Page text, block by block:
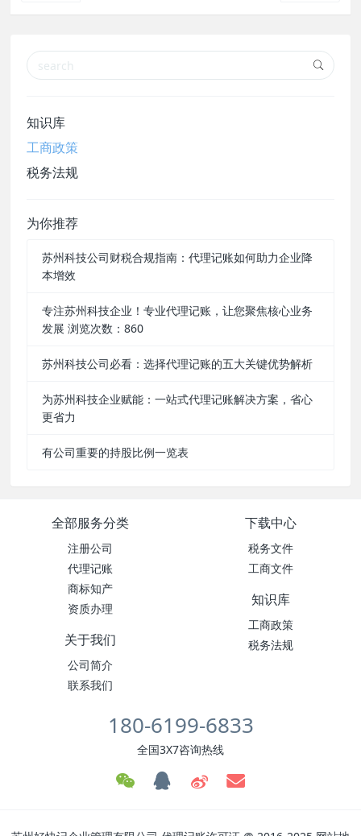
知识库
工商政策
税务法规
为你推荐
苏州科技公司财税合规指南：代理记账如何助力企业降
本增效
专注苏州科技企业！专业代理记账，让您聚焦核心业务
发展 浏览次数：860
苏州科技公司必看：选择代理记账的五大关键优势解析
为苏州科技企业赋能：一站式代理记账解决方案，省心
更省力
有公司重要的持股比例一览表
全部服务分类
注册公司
代理记账
商标知产
资质办理
下载中心
税务文件
工商文件
知识库
工商政策
税务法规
关于我们
公司简介
联系我们
180-6199-6833
全国3X7咨询热线